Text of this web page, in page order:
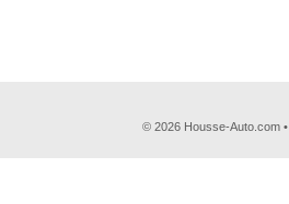
© 2026 Housse-Auto.com •